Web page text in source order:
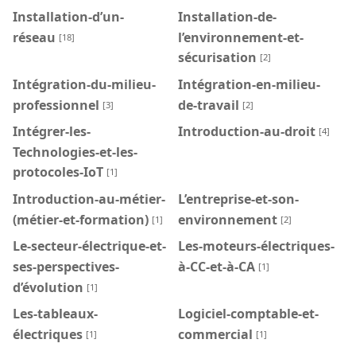
Installation-d’un-
réseau [18]
Installation-de-
l’environnement-et-
sécurisation [2]
Intégration-du-milieu-
professionnel [3]
Intégration-en-milieu-
de-travail [2]
Intégrer-les-
Technologies-et-les-
protocoles-IoT [1]
Introduction-au-droit [4]
Introduction-au-métier-
(métier-et-formation) [1]
L’entreprise-et-son-
environnement [2]
Le-secteur-électrique-et-
ses-perspectives-
d’évolution [1]
Les-moteurs-électriques-
à-CC-et-à-CA [1]
Les-tableaux-
électriques [1]
Logiciel-comptable-et-
commercial [1]